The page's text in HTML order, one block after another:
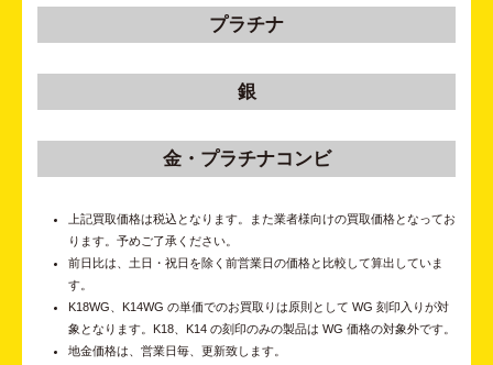
プラチナ
銀
金・プラチナコンビ
上記買取価格は税込となります。また業者様向けの買取価格となってお
ります。予めご了承ください。
前日比は、土日・祝日を除く前営業日の価格と比較して算出していま
す。
K18WG、K14WG の単価でのお買取りは原則として WG 刻印入りが対
象となります。K18、K14 の刻印のみの製品は WG 価格の対象外です。
地金価格は、営業日毎、更新致します。